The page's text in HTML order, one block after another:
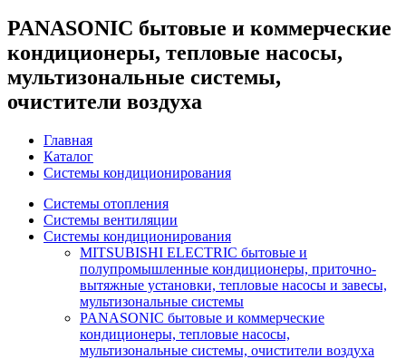
PANASONIC бытовые и коммерческие
кондиционеры, тепловые насосы,
мультизональные системы,
очистители воздуха
Главная
Каталог
Системы кондиционирования
Системы отопления
Системы вентиляции
Системы кондиционирования
MITSUBISHI ELECTRIC бытовые и
полупромышленные кондиционеры, приточно-
вытяжные установки, тепловые насосы и завесы,
мультизональные системы
PANASONIC бытовые и коммерческие
кондиционеры, тепловые насосы,
мультизональные системы, очистители воздуха